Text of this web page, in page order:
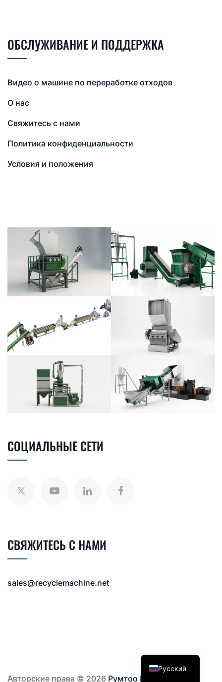
ОБСЛУЖИВАНИЕ И ПОДДЕРЖКА
Видео о машине по переработке отходов
О нас
Свяжитесь с нами
Политика конфиденциальности
Условия и положения
СОЦИАЛЬНЫЕ СЕТИ
СВЯЖИТЕСЬ С НАМИ
sales@recyclemachine.net
Авторские права © 2026 Румтоо Машины
Русский